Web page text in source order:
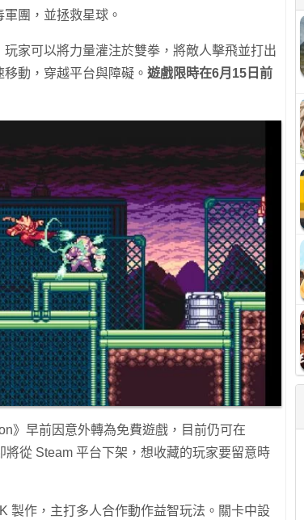
團，並拯救星球。
家可以將力量灌注於雙拳，將敵人擊飛並打出
動，穿越平台與障礙。 遊戲限時在6月15日前
》早前因意外轉為免費遊戲，目前仍可在
從 Steam 平台下架，想收藏的玩家要留意時
製作，主打多人合作動作益智玩法。關卡中設